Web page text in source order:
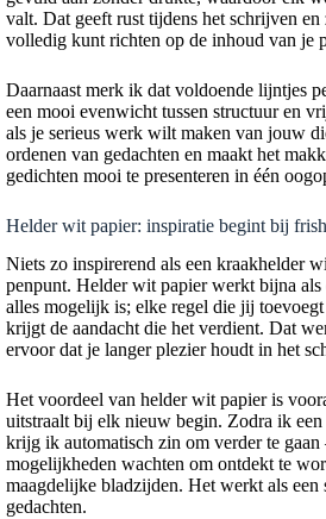
valt. Dat geeft rust tijdens het schrijven
volledig kunt richten op de inhoud van je
Daarnaast merk ik dat voldoende lijntjes
een mooi evenwicht tussen structuur en
als je serieus werk wilt maken van jouw
ordenen van gedachten en maakt het
gedichten mooi te presenteren in één
Helder wit papier: inspiratie begint bij
Niets zo inspirerend als een kraakhelder
penpunt. Helder wit papier werkt bijna als
alles mogelijk is; elke regel die jij
krijgt de aandacht die het verdient. Dat
ervoor dat je langer plezier houdt in het
Het voordeel van helder wit papier is
uitstraalt bij elk nieuw begin. Zodra ik
krijg ik automatisch zin om verder te
mogelijkheden wachten om ontdekt te
maagdelijke bladzijden. Het werkt als
gedachten.